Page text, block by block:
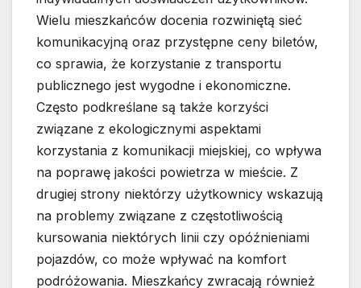
Wielu mieszkańców docenia rozwiniętą sieć
komunikacyjną oraz przystępne ceny biletów,
co sprawia, że korzystanie z transportu
publicznego jest wygodne i ekonomiczne.
Często podkreślane są także korzyści
związane z ekologicznymi aspektami
korzystania z komunikacji miejskiej, co wpływa
na poprawę jakości powietrza w mieście. Z
drugiej strony niektórzy użytkownicy wskazują
na problemy związane z częstotliwością
kursowania niektórych linii czy opóźnieniami
pojazdów, co może wpływać na komfort
podróżowania. Mieszkańcy zwracają również